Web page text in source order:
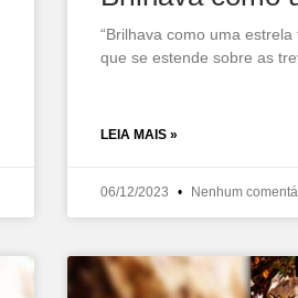
“Brilhava como uma
que se estende sobre as
LEIA MAIS »
06/12/2023 Nenhum